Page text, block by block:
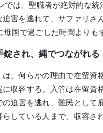
では、聖職者が絶対的な
害を逃れて、サファリさ
国で過ごした時間よりも
され、縄でつながれる
、何らかの理由で在留資
収容する。入管は在留資
迫害を逃れ、難民として
している人まで、収容さ